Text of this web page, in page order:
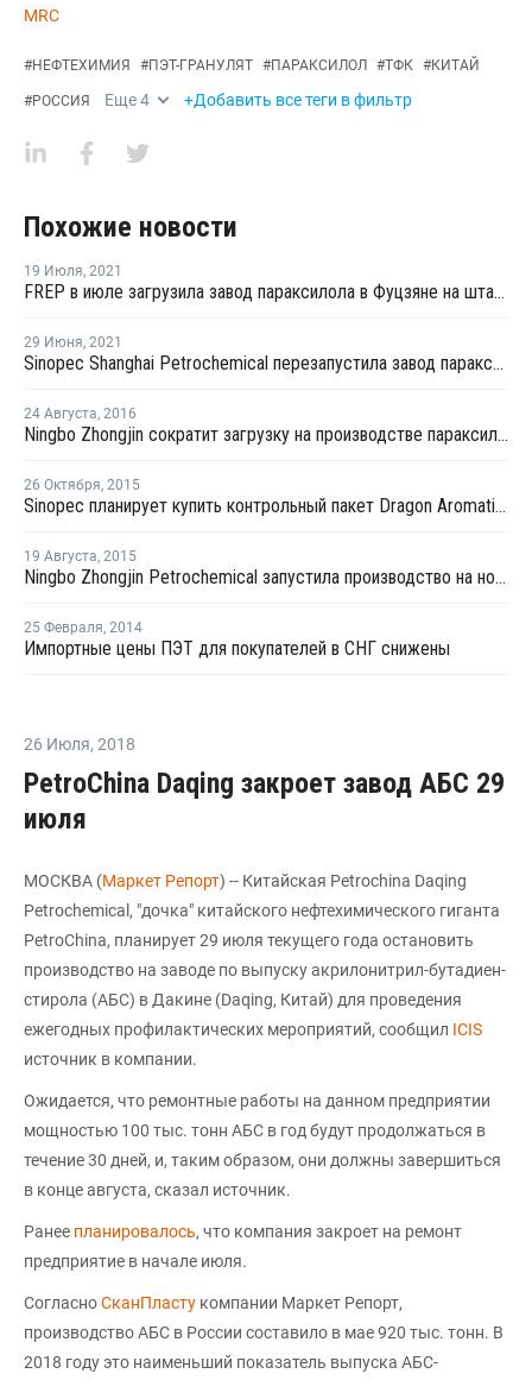
MRC
#НЕФТЕХИМИЯ #ПЭТ-ГРАНУЛЯТ #ПАРАКСИЛОЛ #ТФК #КИТАЙ
#РОССИЯ Еще4 +Добавить все теги в фильтр
Похожие новости
19 Июля, 2021
FREP в июле загрузила завод параксилола в Фуцзяне на штатном уровне
29 Июня, 2021
Sinopec Shanghai Petrochemical перезапустила завод параксилола № 1 после планового ремонта
24 Августа, 2016
Ningbo Zhongjin сократит загрузку на производстве параксилола в Китае
26 Октября, 2015
Sinopec планирует купить контрольный пакет Dragon Aromatics
19 Августа, 2015
Ningbo Zhongjin Petrochemical запустила производство на новом заводе параксилола в Китае
25 Февраля, 2014
Импортные цены ПЭТ для покупателей в СНГ снижены
26 Июля, 2018
PetroChina Daqing закроет завод АБС 29
июля
МОСКВА (Маркет Репорт) -- Китайская Petrochina Daqing
Petrochemical, "дочка" китайского нефтехимического гиганта
PetroChina, планирует 29 июля текущего года остановить
производство на заводе по выпуску акрилонитрил-бутадиен-
стирола (АБС) в Дакине (Daqing, Китай) для проведения
ежегодных профилактических мероприятий, сообщил ICIS
источник в компании.
Ожидается, что ремонтные работы на данном предприятии
мощностью 100 тыс. тонн АБС в год будут продолжаться в
течение 30 дней, и, таким образом, они должны завершиться
в конце августа, сказал источник.
Ранее планировалось, что компания закроет на ремонт
предприятие в начале июля.
СогласноСканПласту компании Маркет Репорт,
производство АБС в России составило в мае 920 тыс. тонн. В
2018 году это наименьший показатель выпуска АБС-